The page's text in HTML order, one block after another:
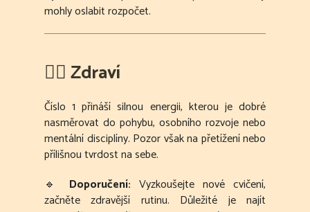
mohly oslabit rozpočet.
🧘‍♀️Zdraví
Číslo 1 přináší silnou energii, kterou je dobré
nasměrovat do pohybu, osobního rozvoje nebo
mentální disciplíny. Pozor však na přetížení nebo
přílišnou tvrdost na sebe.
🔹 Doporučení: Vyzkoušejte nové cvičení,
začněte zdravější rutinu. Důležité je najít